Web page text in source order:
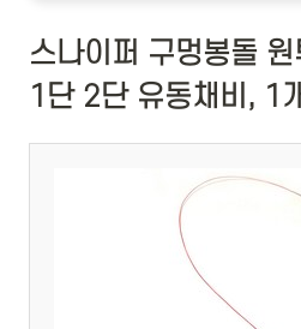
스나이퍼 구멍봉돌 원
1단 2단 유동채비, 1